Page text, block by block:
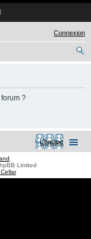
Connexion
?
L’équipe
Limited